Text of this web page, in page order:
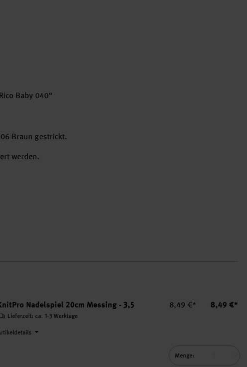
Baby 040“
Braun gestrickt.
werden.
Nadelspiel 20cm Messing - 3,5 Einzelpreis
8,49 €* Summe
8,49 €*
Lieferzeit: ca. 1-3 Werktage
Menge: